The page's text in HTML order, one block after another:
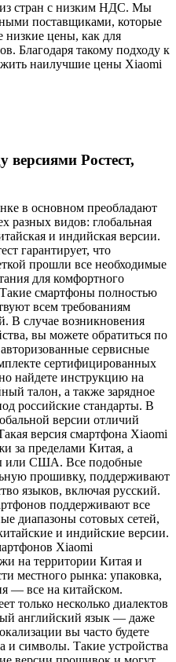
стран с низким НДС. Мы
поставщиками, которые
низкие цены, как для
Благодаря такому подходу к
наилучшие цены Xiaomi
Ростест,
в основном преобладают
разных видов: глобальная
и индийская версии.
гарантирует, что
прошли все необходимые
для комфортного
смартфоны полностью
всем требованиям
В случае возникновения
вы можете обратиться по
сервисные
сертифицированных
найдете инструкцию на
талон, а также зарядное
российские стандарты. В
версии отличий
версия смартфона Xiaomi
за пределами Китая, а
или США. Все подобные
прошивку, поддерживают
языков, включая русский.
поддерживают все
диапазоны сотовых сетей,
и индийские версии.
Xiaomi
на территории Китая и
местного рынка: упаковка,
— все на китайском.
только несколько диалектов
английский язык — даже
вы часто будете
и символы. Такие устройства